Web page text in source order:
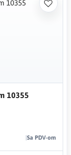
10355
Sa PDV-om